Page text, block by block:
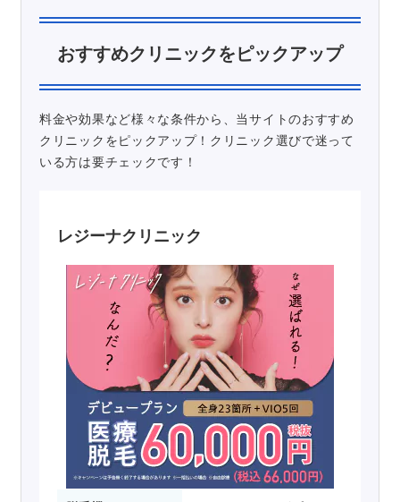
おすすめクリニックをピックアップ
料金や効果など様々な条件から、当サイトのおすすめ
クリニックをピックアップ！クリニック選びで迷って
いる方は要チェックです！
レジーナクリニック